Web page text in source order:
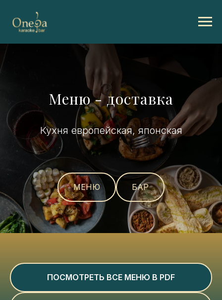
Меню - доставка
Кухня европейская, японская
МЕНЮ БАР
ПОСМОТРЕТЬ ВСЕ МЕНЮ В PDF